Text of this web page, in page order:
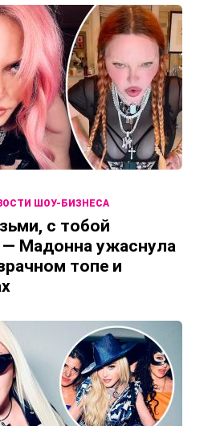
ШОУ-БИЗНЕСА
с тобой
— Мадонна ужаснула
топе и